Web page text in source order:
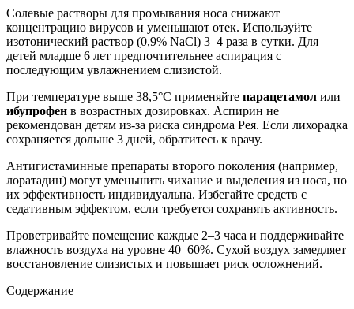
Солевые растворы для промывания носа снижают
концентрацию вирусов и уменьшают отек. Используйте
изотонический раствор (0,9% NaCl) 3–4 раза в сутки. Для
детей младше 6 лет предпочтительнее аспирация с
последующим увлажнением слизистой.
При температуре выше 38,5°C применяйте парацетамол или
ибупрофен в возрастных дозировках. Аспирин не
рекомендован детям из-за риска синдрома Рея. Если лихорадка
сохраняется дольше 3 дней, обратитесь к врачу.
Антигистаминные препараты второго поколения (например,
лоратадин) могут уменьшить чихание и выделения из носа, но
их эффективность индивидуальна. Избегайте средств с
седативным эффектом, если требуется сохранять активность.
Проветривайте помещение каждые 2–3 часа и поддерживайте
влажность воздуха на уровне 40–60%. Сухой воздух замедляет
восстановление слизистых и повышает риск осложнений.
Содержание